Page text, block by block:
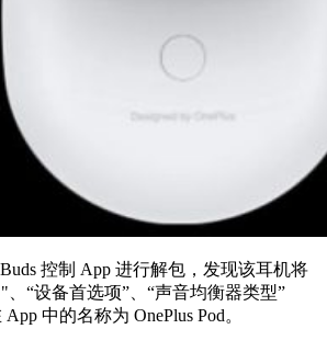
控制 App 进行解包，发现该耳机将
、“设备首选项”、“声音均衡器类型”
中的名称为 OnePlus Pod。